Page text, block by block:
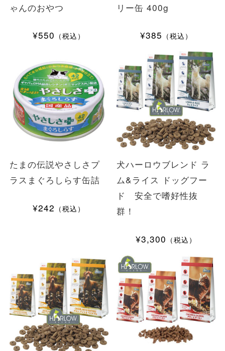
ゃんのおやつ
¥550 （税込）
リー缶 400g
¥385 （税込）
たまの伝説やさしさプ
ラスまぐろしらす缶詰
¥242 （税込）
犬ハーロウブレンド ラ
ム&ライス ドッグフー
ド 安全で嗜好性抜
群！
¥3,300 （税込）